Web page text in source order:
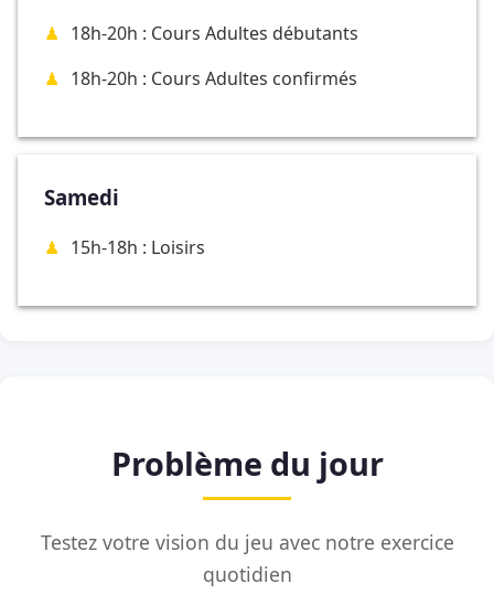
18h-20h : Cours Adultes débutants
18h-20h : Cours Adultes confirmés
Samedi
15h-18h : Loisirs
Problème du jour
Testez votre vision du jeu avec notre exercice
quotidien